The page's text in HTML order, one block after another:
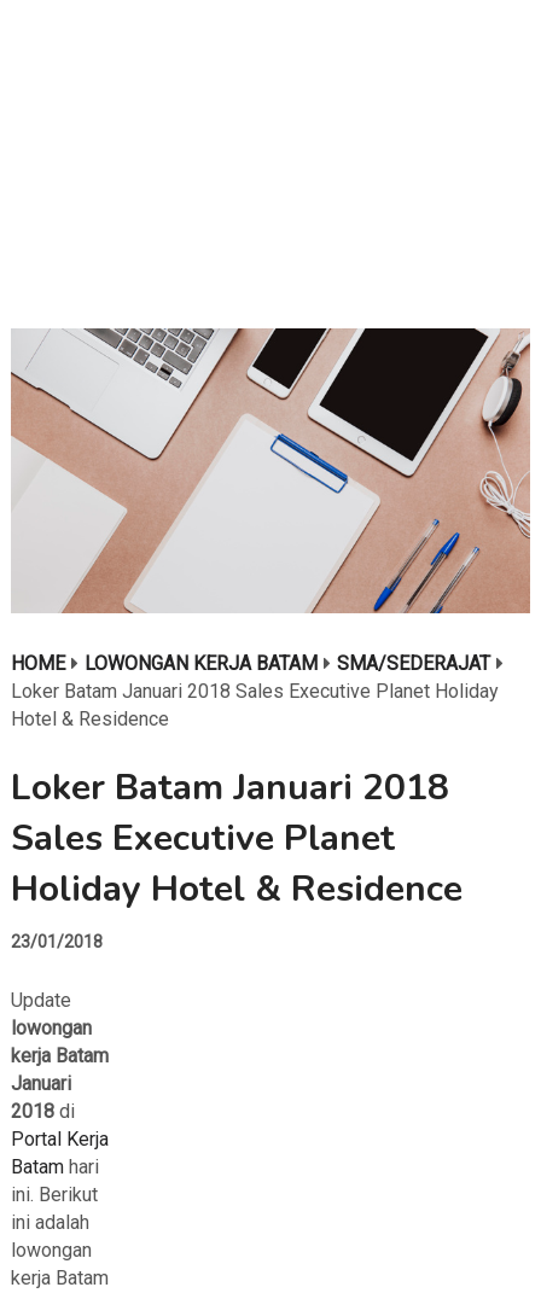
HOME LOWONGAN KERJA BATAM
SMA/SEDERAJAT
Loker Batam Januari 2018 Sales Executive Planet Holiday
Hotel & Residence
Loker Batam Januari 2018
Sales Executive Planet
Holiday Hotel & Residence
23/01/2018
Update
lowongan
kerja Batam
Januari
2018di
Portal Kerja
Batamhari
ini. Berikut
ini adalah
lowongan
kerja Batam